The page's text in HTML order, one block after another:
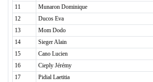
11
Munaron Dominique
12
Ducos Eva
13
Mom Dodo
14
Sieger Alain
15
Cano Lucien
16
Cieply Jérémy
17
Pidial Laetitia